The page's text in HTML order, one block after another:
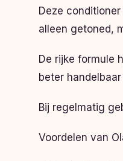
Deze
alleen getoned,
De rijke formule
beter
Bij regelmatig
Voordelen van